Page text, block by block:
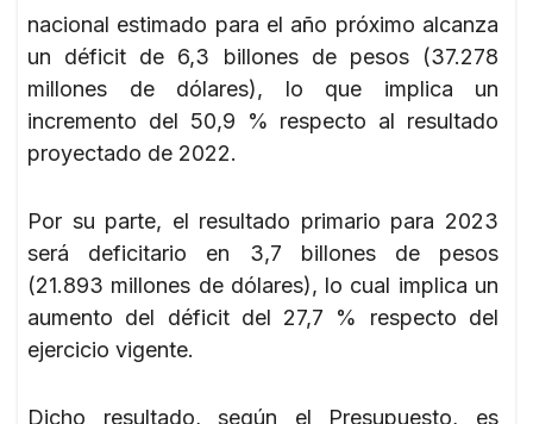
nacional estimado para el año próximo alcanza
un déficit de 6,3 billones de pesos (37.278
millones de dólares), lo que implica un
incremento del 50,9 % respecto al resultado
proyectado de 2022.
Por su parte, el resultado primario para 2023
será deficitario en 3,7 billones de pesos
(21.893 millones de dólares), lo cual implica un
aumento del déficit del 27,7 % respecto del
ejercicio vigente.
Dicho resultado, según el Presupuesto, es